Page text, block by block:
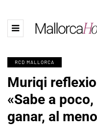
RCD MALLORCA
Muriqi
«Sabe a
ganar, al